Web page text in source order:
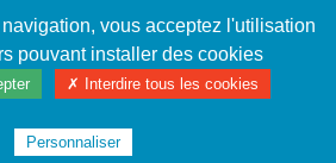
MUSIQUE
#SARDINES2024
vous acceptez l'utilisation
pouvant installer des cookies
✗ Interdire tous les cookies
Personnaliser